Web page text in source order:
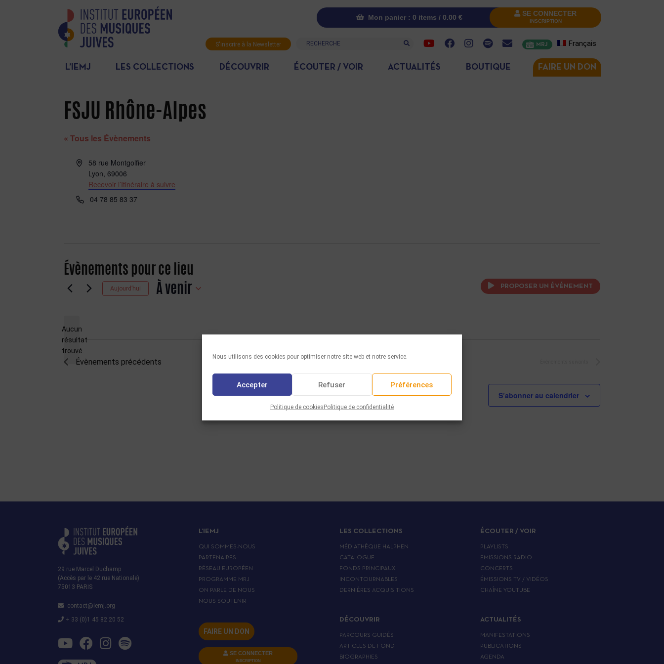
Nous utilisons des cookies pour optimiser notre site web et notre service.
Accepter Refuser Préférences
Politique de cookies Politique de confidentialité
Mon panier : 0 items / 0.00 € SE CONNECTER
INSCRIPTION
S'inscrire à la Newsletter Recherche MRJ Français
L’IEMJ LES COLLECTIONS DÉCOUVRIR ÉCOUTER / VOIR ACTUALITÉS BOUTIQUE FAIRE UN DON
FSJU Rhône-Alpes
« Tous les Évènements
Adresse58 rue Montgolfier
Lyon, 69006
Recevoir l’Itinéraire à suivre
Téléphone
04 78 85 83 37
Évènements pour ce lieu
Notice
Aucun
résultat
trouvé.
Aujourd’hui À venir PROPOSER UN ÉVÉNEMENT
Évènements précédents
S’abonner au calendrier
29 rue Marcel Duchamp
(Accès par le 42 rue Nationale)
75013 PARIS
contact@iemj.org
+ 33 (0)1 45 82 20 52
L’IEMJ
QUI SOMMES-NOUS
PARTENAIRES
RÉSEAU EUROPÉEN
PROGRAMME MRJ
ON PARLE DE NOUS
NOUS SOUTENIR
FAIRE UN DON
SE CONNECTER
INSCRIPTION
LES COLLECTIONS
MÉDIATHÈQUE HALPHEN
CATALOGUE
FONDS PRINCIPAUX
INCONTOURNABLES
DERNIÈRES ACQUISITIONS
DÉCOUVRIR
PARCOURS GUIDÉS
ARTICLES DE FOND
BIOGRAPHIES
ÉCOUTER / VOIR
PLAYLISTS
EMISSIONS RADIO
CONCERTS
ÉMISSIONS TV / VIDÉOS
CHAÎNE YOUTUBE
ACTUALITÉS
MANIFESTATIONS
PUBLICATIONS
AGENDA